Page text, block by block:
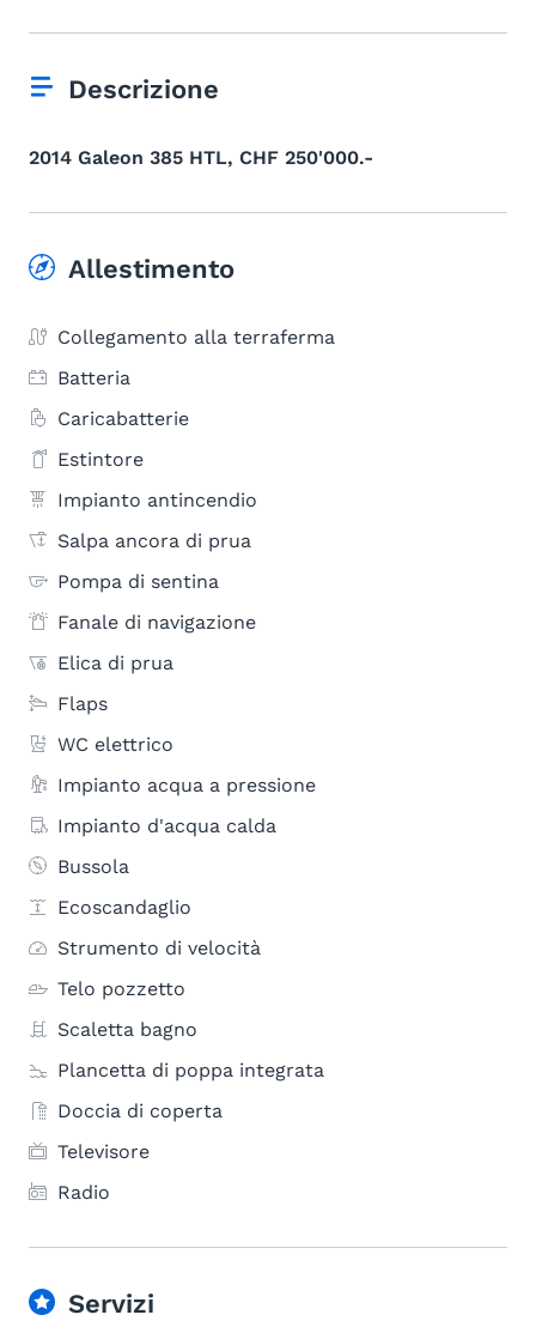
Descrizione
2014 Galeon 385 HTL, CHF 250'000.-
Allestimento
Collegamento alla terraferma
Batteria
Caricabatterie
Estintore
Impianto antincendio
Salpa ancora di prua
Pompa di sentina
Fanale di navigazione
Elica di prua
Flaps
WC elettrico
Impianto acqua a pressione
Impianto d'acqua calda
Bussola
Ecoscandaglio
Strumento di velocità
Telo pozzetto
Scaletta bagno
Plancetta di poppa integrata
Doccia di coperta
Televisore
Radio
Servizi